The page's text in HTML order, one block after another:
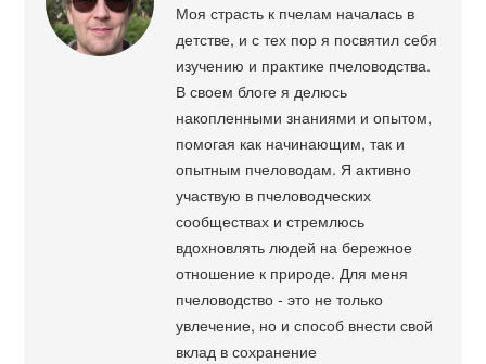
Моя страсть к пчелам началась в
детстве, и с тех пор я посвятил себя
изучению и практике пчеловодства.
В своем блоге я делюсь
накопленными знаниями и опытом,
помогая как начинающим, так и
опытным пчеловодам. Я активно
участвую в пчеловодческих
сообществах и стремлюсь
вдохновлять людей на бережное
отношение к природе. Для меня
пчеловодство - это не только
увлечение, но и способ внести свой
вклад в сохранение